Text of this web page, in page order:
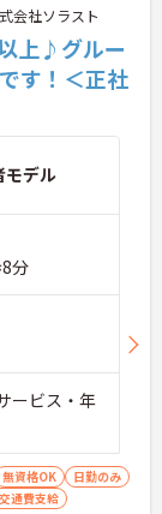
会社ソラスト
上♪グルー
す！＜正社
デル
分
ービス・年
無資格OK
日勤のみ
交通費支給